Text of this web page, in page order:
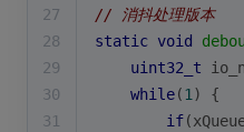
27
// 消抖处理版本
28
static void
29
uint32_t
30
while(1 ) {
31
if